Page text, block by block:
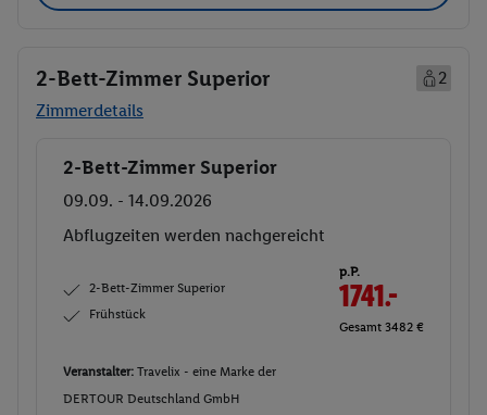
2-Bett-Zimmer Superior
2
Zimmerdetails
Buchen
2-Bett-Zimmer Superior
09.09. - 14.09.2026
Abflugzeiten werden nachgereicht
2-Bett-Zimmer Superior
Frühstück
p.P.
1741.-
Gesamt 3482 €
Veranstalter: Travelix - eine Marke der
DERTOUR Deutschland GmbH